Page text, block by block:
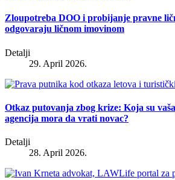
Zloupotreba DOO i probijanje pravne
odgovaraju ličnom imovinom
Detalji
29. April 2026.
Otkaz putovanja zbog krize: Koja su
agencija mora da vrati novac?
Detalji
28. April 2026.